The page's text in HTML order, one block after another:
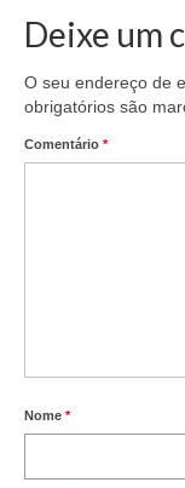
Deixe um
O seu endereço de
obrigatórios são
Comentário *
Nome *